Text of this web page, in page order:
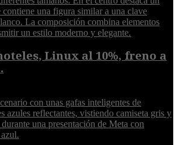
Linux al 10%, freno a